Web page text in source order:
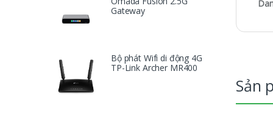
Sản
Gateway
Bộ phát Wifi di động 4G
TP-Link Archer MR400